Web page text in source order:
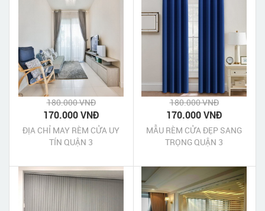
180.000 VNĐ
170.000 VNĐ
ĐỊA CHỈ MAY RÈM CỬA UY
TÍN QUẬN 3
180.000 VNĐ
170.000 VNĐ
MẪU RÈM CỬA ĐẸP SANG
TRỌNG QUẬN 3